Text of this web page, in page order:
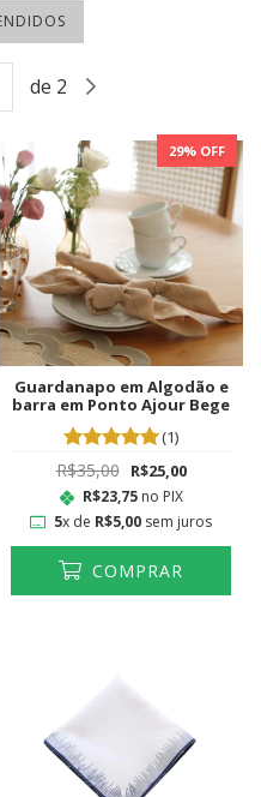
de 2
29% OFF
Guardanapo em Algodão e
barra em Ponto Ajour Bege
(1)
R$35,00 R$25,00
R$23,75no PIX
5x de R$5,00 sem juros
COMPRAR